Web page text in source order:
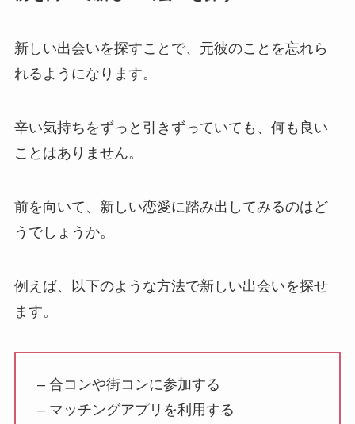
新しい出会いを探すことで、元彼のことを忘れら
れるようになります。
辛い気持ちをずっと引きずっていても、何も良い
ことはありません。
前を向いて、新しい恋愛に踏み出してみるのはど
うでしょうか。
例えば、以下のような方法で新しい出会いを探せ
ます。
– 合コンや街コンに参加する
– マッチングアプリを利用する